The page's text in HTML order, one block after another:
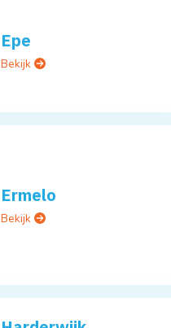
Epe
Bekijk
Ermelo
Bekijk